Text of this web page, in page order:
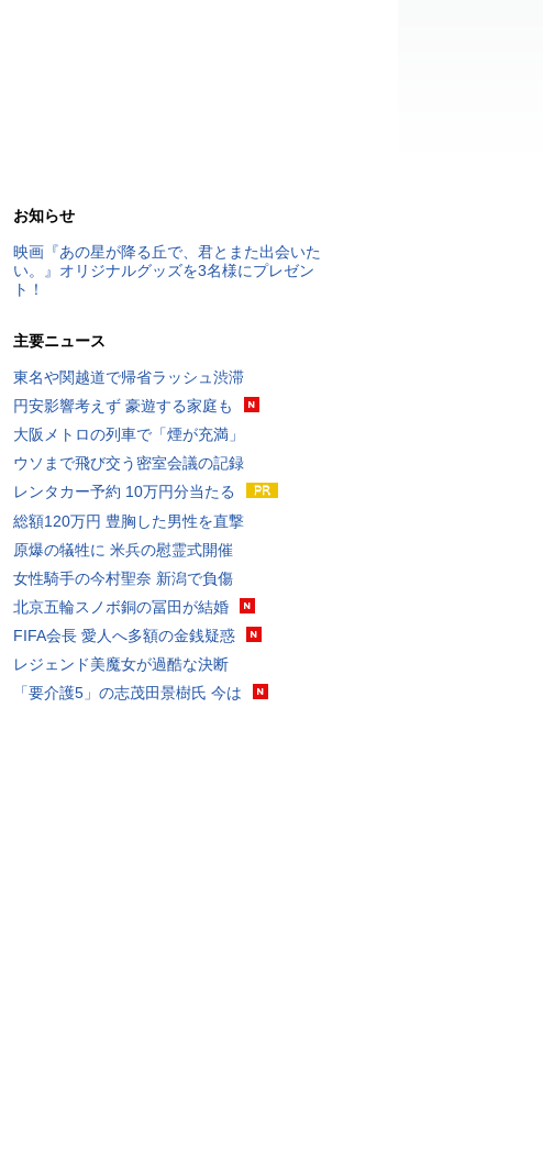
お知らせ
映画『あの星が降る丘で、君とまた出会いた
い。』オリジナルグッズを3名様にプレゼン
ト！
主要ニュース
東名や関越道で帰省ラッシュ渋滞
円安影響考えず 豪遊する家庭も
大阪メトロの列車で「煙が充満」
ウソまで飛び交う密室会議の記録
レンタカー予約 10万円分当たる
総額120万円 豊胸した男性を直撃
原爆の犠牲に 米兵の慰霊式開催
女性騎手の今村聖奈 新潟で負傷
北京五輪スノボ銅の冨田が結婚
FIFA会長 愛人へ多額の金銭疑惑
レジェンド美魔女が過酷な決断
「要介護5」の志茂田景樹氏 今は